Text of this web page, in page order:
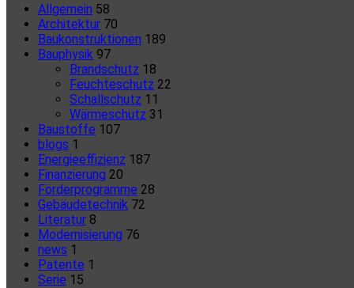
Allgemein 58
Architektur 70
Baukonstruktionen 189
Bauphysik 97
Brandschutz 18
Feuchteschutz 22
Schallschutz 11
Wärmeschutz 31
Baustoffe 107
blogs 1
Energieeffizienz 187
Finanzierung 20
Förderprogramme 28
Gebäudetechnik 72
Literatur 8
Modernisierung 76
news 1
Patente 1
Serie 15